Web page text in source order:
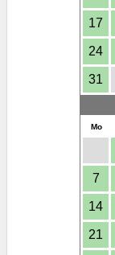
17
24
31
Mo
7
14
21